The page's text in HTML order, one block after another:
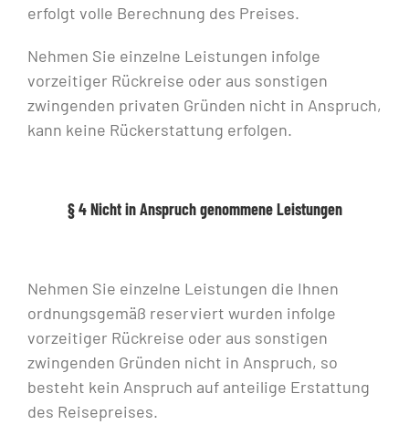
erfolgt volle Berechnung des Preises.
Nehmen Sie einzelne Leistungen infolge
vorzeitiger Rückreise oder aus sonstigen
zwingenden privaten Gründen nicht in Anspruch,
kann keine Rückerstattung erfolgen.
§ 4 Nicht in Anspruch genommene Leistungen
Nehmen Sie einzelne Leistungen die Ihnen
ordnungsgemäß reserviert wurden infolge
vorzeitiger Rückreise oder aus sonstigen
zwingenden Gründen nicht in Anspruch, so
besteht kein Anspruch auf anteilige Erstattung
des Reisepreises.